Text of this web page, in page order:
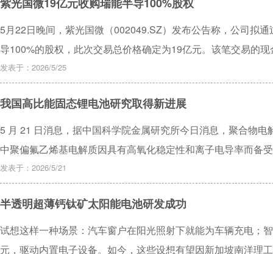
5月22日晚间，紫光国微（002049.SZ）发布公告称，公司拟
导100%的股权，此次交易总价格确定为19亿元。该笔交易的
形式支付。
发表于：2026/5/25
我国高比能固态锂电池研究取得新进展
5 月 21 日消息，据中国科学院金属研究所今日消息，聚合物
中聚偏氟乙烯基电解质因具有高氧化稳定性和离子电导率而备
发表于：2026/5/21
半透明超薄钙钛矿太阳能电池研发成功
试想这样一种场景：汽车窗户在阳光照射下就能为车辆充电；
元，驱动内置电子设备。如今，这些设想有望因新加坡南洋理